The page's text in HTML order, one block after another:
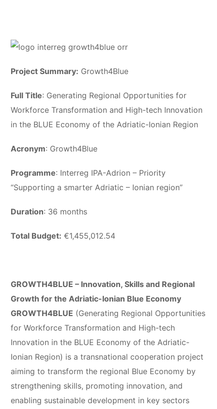
Project Summary: Growth4Blue
Full Title: Generating Regional Opportunities for
Workforce Transformation and High-tech Innovation
in the BLUE Economy of the Adriatic-Ionian Region
Acronym: Growth4Blue
Programme: Interreg IPA-Adrion – Priority
“Supporting a smarter Adriatic – Ionian region”
Duration: 36 months
Total Budget: €1,455,012.54
GROWTH4BLUE – Innovation, Skills and Regional
Growth for the Adriatic-Ionian Blue Economy
GROWTH4BLUE (Generating Regional Opportunities
for Workforce Transformation and High-tech
Innovation in the BLUE Economy of the Adriatic-
Ionian Region) is a transnational cooperation project
aiming to transform the regional Blue Economy by
strengthening skills, promoting innovation, and
enabling sustainable development in key sectors